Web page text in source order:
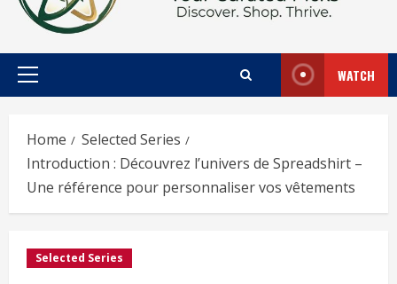
Primary
WATCH
Home
Selected Series
Introduction : Découvrez l’univers de Spreadshirt –
Une référence pour personnaliser vos vêtements
Selected Series